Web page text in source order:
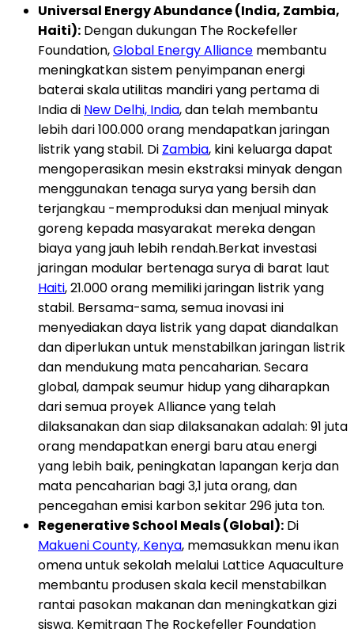
Universal Energy Abundance (India, Zambia,
Haiti): Dengan dukungan The Rockefeller
Foundation,Global Energy Alliance membantu
meningkatkan sistem penyimpanan energi
baterai skala utilitas mandiri yang pertama di
India di New Delhi, India, dan telah membantu
lebih dari 100.000 orang mendapatkan jaringan
listrik yang stabil. Di Zambia, kini keluarga dapat
mengoperasikan mesin ekstraksi minyak dengan
menggunakan tenaga surya yang bersih dan
terjangkau -memproduksi dan menjual minyak
goreng kepada masyarakat mereka dengan
biaya yang jauh lebih rendah.Berkat investasi
jaringan modular bertenaga surya di barat laut
Haiti, 21.000 orang memiliki jaringan listrik yang
stabil. Bersama-sama, semua inovasi ini
menyediakan daya listrik yang dapat diandalkan
dan diperlukan untuk menstabilkan jaringan listrik
dan mendukung mata pencaharian. Secara
global, dampak seumur hidup yang diharapkan
dari semua proyek Alliance yang telah
dilaksanakan dan siap dilaksanakan adalah: 91 juta
orang mendapatkan energi baru atau energi
yang lebih baik, peningkatan lapangan kerja dan
mata pencaharian bagi 3,1 juta orang, dan
pencegahan emisi karbon sekitar 296 juta ton.
Regenerative School Meals (Global): Di
Makueni County, Kenya, memasukkan menu ikan
omena untuk sekolah melalui Lattice Aquaculture
membantu produsen skala kecil menstabilkan
rantai pasokan makanan dan meningkatkan gizi
siswa. Kemitraan The Rockefeller Foundation